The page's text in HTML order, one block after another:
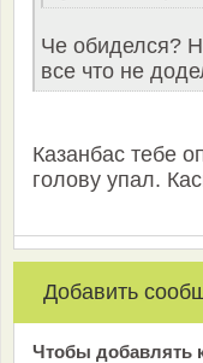
Че обиделся?
все что не
Казанбас тебе
голову упал.
Добавить
Чтобы добавлять